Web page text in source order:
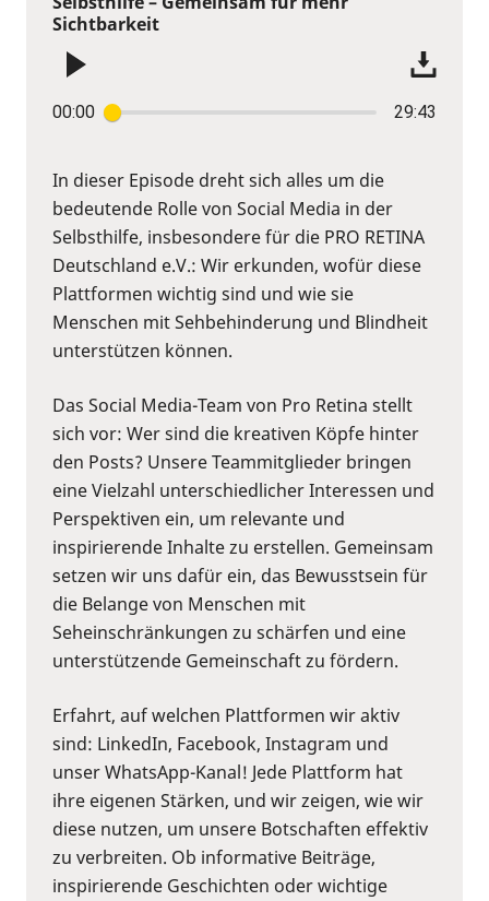
Sichtbarkeit
00:00 29:43
In dieser Episode dreht sich alles um die
bedeutende Rolle von Social Media in der
Selbsthilfe, insbesondere für die PRO RETINA
Deutschland e.V.: Wir erkunden, wofür diese
Plattformen wichtig sind und wie sie
Menschen mit Sehbehinderung und Blindheit
unterstützen können.
Das Social Media-Team von Pro Retina stellt
sich vor: Wer sind die kreativen Köpfe hinter
den Posts? Unsere Teammitglieder bringen
eine Vielzahl unterschiedlicher Interessen und
Perspektiven ein, um relevante und
inspirierende Inhalte zu erstellen. Gemeinsam
setzen wir uns dafür ein, das Bewusstsein für
die Belange von Menschen mit
Seheinschränkungen zu schärfen und eine
unterstützende Gemeinschaft zu fördern.
Erfahrt, auf welchen Plattformen wir aktiv
sind: LinkedIn, Facebook, Instagram und
unser WhatsApp-Kanal! Jede Plattform hat
ihre eigenen Stärken, und wir zeigen, wie wir
diese nutzen, um unsere Botschaften effektiv
zu verbreiten. Ob informative Beiträge,
inspirierende Geschichten oder wichtige